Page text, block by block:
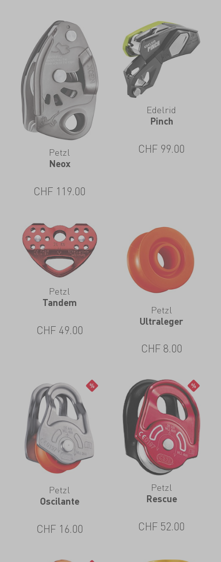
Petzl
Neox
CHF 119.00
Edelrid
Pinch
CHF 99.00
Petzl
Tandem
CHF 49.00
Petzl
Ultraleger
CHF 8.00
Petzl
Oscilante
CHF 16.00
Petzl
Rescue
CHF 52.00